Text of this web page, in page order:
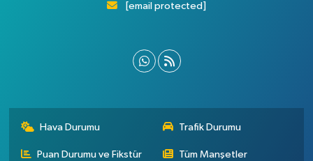
[email protected]
Hava Durumu Trafik Durumu
Puan Durumu ve Fikstür Tüm Manşetler